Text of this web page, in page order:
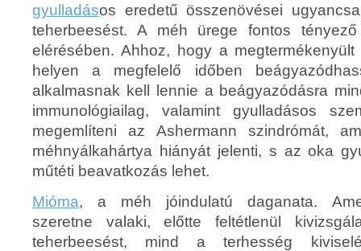
gyulladásos eredetű összenövései
teherbeesést. A méh ürege fontos
elérésében. Ahhoz, hogy a
helyen a megfelelő időben
alkalmasnak kell lennie a beágyazódásra
immunológiailag, valamint gyulladásos
megemlíteni az Ashermann szindrómát,
méhnyálkahártya hiányát jelenti, s az oka
műtéti beavatkozás lehet.
Mióma, a méh jóindulatú daganata.
szeretne valaki, előtte feltétlenül
teherbeesést, mind a terhesség